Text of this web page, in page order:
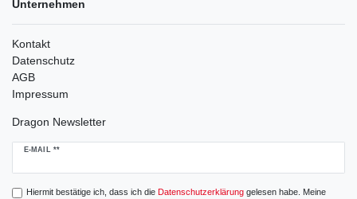
Unternehmen
Kontakt
Datenschutz
AGB
Impressum
Dragon Newsletter
E-MAIL **
Newsletter
Hiermit bestätige ich, dass ich die Daten­schutz­erklärunggelesen habe. Meine